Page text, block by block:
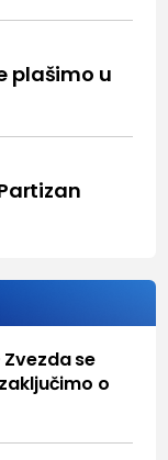
plašimo u
se
o